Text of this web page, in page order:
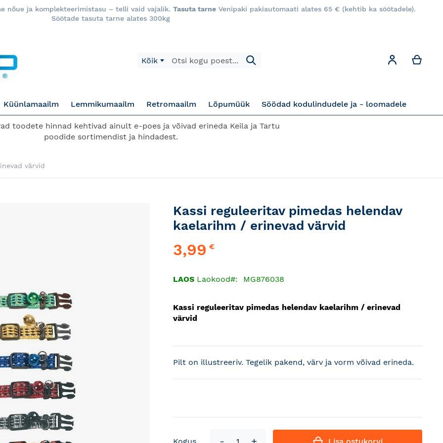
nõue ja komplekteerimistasu – telli vaid vajalik. Tasuta tarne Venipaki pakiautomaati alates 65 € (kehtib ka söötadele).
Söötade tasuta tarne alates 300kg
Kõik
Otsi
Otsi
Minu konto
Küünlamaailm Lemmikumaailm Retromaailm Lõpumüük Söödad kodulindudele ja - loomadele
toodete hinnad kehtivad ainult e-poes ja võivad erineda Keila ja Tartu
poodide sortimendist ja hindadest.
värvid
Kassi reguleeritav pimedas helendav
kaelarihm / erinevad värvid
3,99€
LAOS Laokood MG876038
Kassi reguleeritav pimedas helendav kaelarihm / erinevad
värvid
Pilt on illustreeriv. Tegelik pakend, värv ja vorm võivad erineda.
Kogus Lisa ostukorvi